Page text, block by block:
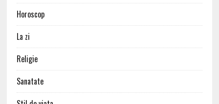
Horoscop
La zi
Religie
Sanatate